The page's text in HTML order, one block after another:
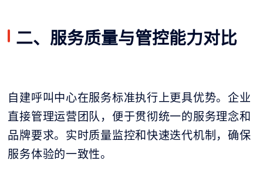
二、服务质量与管控能力对比
自建呼叫中心在服务标准执行上更具优势。企业
直接管理运营团队，便于贯彻统一的服务理念和
品牌要求。实时质量监控和快速迭代机制，确保
服务体验的一致性。